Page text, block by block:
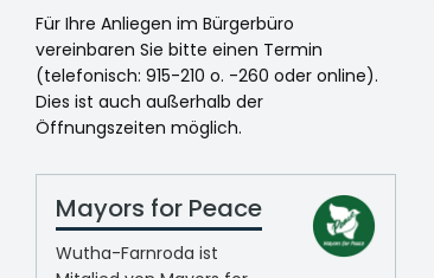
Für Ihre Anliegen im Bürgerbüro
vereinbaren Sie bitte einen Termin
(telefonisch: 915-210 o. -260 oder online).
Dies ist auch außerhalb der
Öffnungszeiten möglich.
Mayors for Peace
Wutha-Farnroda ist